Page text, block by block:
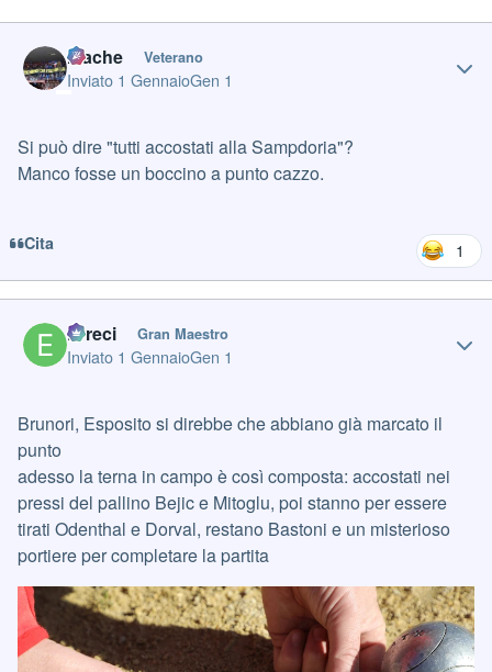
mache Veterano
Inviato 1 GennaioGen 1
Si può dire "tutti accostati alla Sampdoria"?
Manco fosse un boccino a punto cazzo.
Cita 1
Erreci Gran Maestro
Inviato 1 GennaioGen 1
Brunori, Esposito si direbbe che abbiano già marcato il
punto
adesso la terna in campo è così composta: accostati nei
pressi del pallino Bejic e Mitoglu, poi stanno per essere
tirati Odenthal e Dorval, restano Bastoni e un misterioso
portiere per completare la partita